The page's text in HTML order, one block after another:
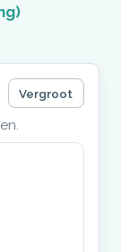
Vergroot